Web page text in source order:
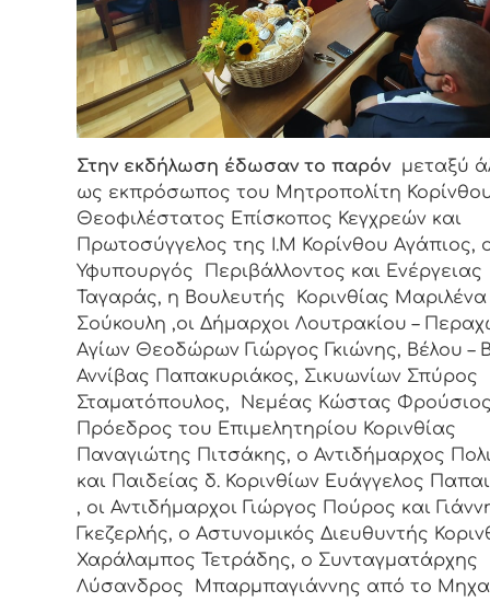
Στην εκδήλωση έδωσαν το παρόν μεταξύ
ως εκπρόσωπος του Μητροπολίτη
Θεοφιλέστατος Επίσκοπος Κεγχρεών και
Πρωτοσύγγελος της Ι.Μ Κορίνθου Αγάπιος,
Υφυπουργός Περιβάλλοντος και Ενέργειας
Ταγαράς, η Βουλευτής Κορινθίας Μαριλένα
Σούκουλη ,οι Δήμαρχοι Λουτρακίου –
Αγίων Θεοδώρων Γιώργος Γκιώνης, Βέλου –
Αννίβας Παπακυριάκος, Σικυωνίων Σπύρος
Σταματόπουλος, Νεμέας Κώστας
Πρόεδρος του Επιμελητηρίου Κορινθίας
Παναγιώτης Πιτσάκης, ο Αντιδήμαρχος
και Παιδείας δ. Κορινθίων Ευάγγελος
, οι Αντιδήμαρχοι Γιώργος Πούρος και
Γκεζερλής, ο Αστυνομικός Διευθυντής
Χαράλαμπος Τετράδης, ο Συνταγματάρχης
Λύσανδρος Μπαρμπαγιάννης από το